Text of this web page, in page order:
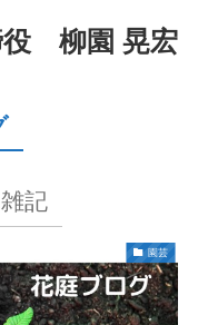
役 柳園 晃宏
雑記
園芸